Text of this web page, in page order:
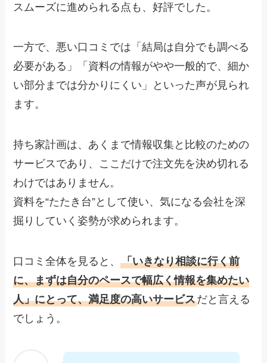
スムーズに進められる点も、好評でした。
一方で、悪い口コミでは「結局は自分でも調べる
必要がある」「資料の情報がやや一般的で、細か
い部分までは分かりにくい」といった声が見られ
ます。
持ち家計画は、あくまで情報収集と比較のための
サービスであり、ここだけで注文先を決め切れる
わけではありません。
資料を“たたき台”として使い、気になる会社を深
掘りしていく姿勢が求められます。
口コミ全体を見ると、「いきなり相談に行く前
に、まずは自分のペースで幅広く情報を集めたい
人」にとって、満足度の高いサービスだと言える
でしょう。